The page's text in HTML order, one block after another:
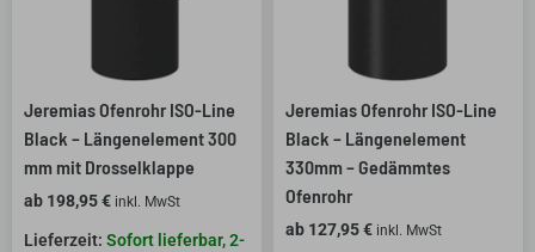
Jeremias Ofenrohr ISO-Line
Black – Längenelement 300
mm mit Drosselklappe
ab 198,95€ inkl. MwSt
Sofort lieferbar, 2-
Jeremias Ofenrohr ISO-Line
Black – Längenelement
330mm – Gedämmtes
Ofenrohr
ab 127,95€ inkl. MwSt